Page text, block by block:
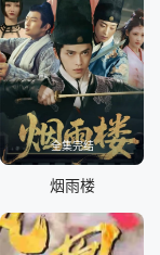
全集完结
烟雨楼